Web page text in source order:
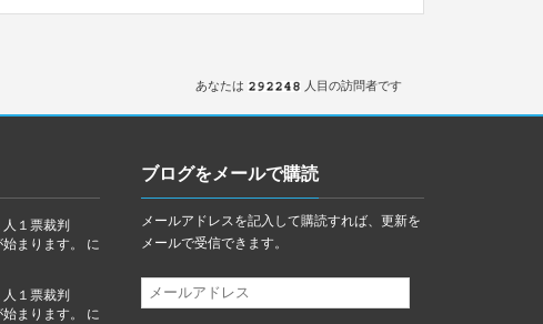
あなたは 人目の訪問者です
１票裁判
まります。
に
１票裁判
まります。
に
ブログをメールで購読
メールアドレスを記入して購読すれば、更新を
メールで受信できます。